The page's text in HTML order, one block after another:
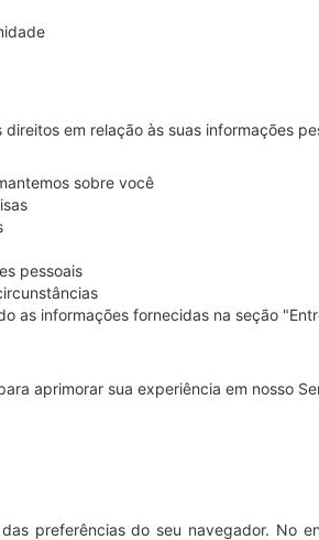
em relação às suas informações
sobre você
pessoais
as informações fornecidas na seção
aprimorar sua experiência em nosso
preferências do seu navegador. No